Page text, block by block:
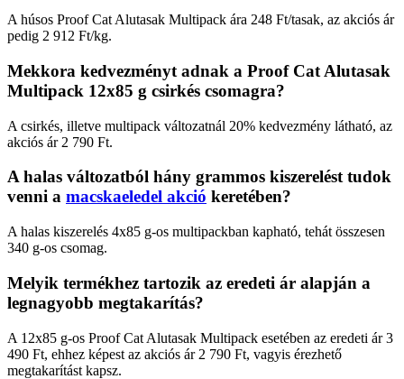
A húsos Proof Cat Alutasak Multipack ára 248 Ft/tasak, az akciós ár
pedig 2 912 Ft/kg.
Mekkora kedvezményt adnak a Proof Cat Alutasak
Multipack 12x85 g csirkés csomagra?
A csirkés, illetve multipack változatnál 20% kedvezmény látható, az
akciós ár 2 790 Ft.
A halas változatból hány grammos kiszerelést tudok
venni a macskaeledel akció keretében?
A halas kiszerelés 4x85 g-os multipackban kapható, tehát összesen
340 g-os csomag.
Melyik termékhez tartozik az eredeti ár alapján a
legnagyobb megtakarítás?
A 12x85 g-os Proof Cat Alutasak Multipack esetében az eredeti ár 3
490 Ft, ehhez képest az akciós ár 2 790 Ft, vagyis érezhető
megtakarítást kapsz.